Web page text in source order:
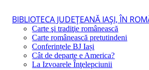
BIBLIOTECA JUDEŢEANĂ IAŞI, ÎN
Carte şi tradiţie românească
Carte românească pretutindeni
Conferințele BJ Iași
Cât de departe e America?
La Izvoarele Înţelepciunii